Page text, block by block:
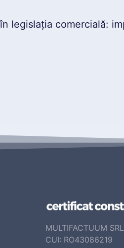
MULTIFACTUUM SRL
CUI: RO43086219